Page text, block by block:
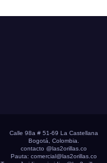
Calle 98a # 51-69 La Castellana
Bogotá, Colombia.
contacto @las2orillas.co
Pauta: comercial@las2orillas.co